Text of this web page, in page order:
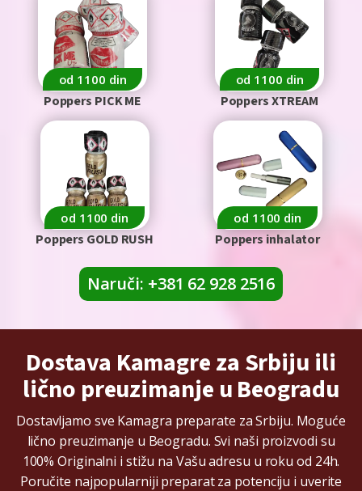
od 1100 din
Poppers PICK ME
od 1100 din
Poppers XTREAM
od 1100 din
Poppers GOLD RUSH
od 1100 din
Poppers inhalator
Naruči: +381 62 928 2516
Dostava Kamagre za Srbiju ili
lično preuzimanje u Beogradu
Dostavljamo sve Kamagra preparate za Srbiju. Moguće
lično preuzimanje u Beogradu. Svi naši proizvodi su
100% Originalni i stižu na Vašu adresu u roku od 24h.
Poručite najpopularniji preparat za potenciju i uverite